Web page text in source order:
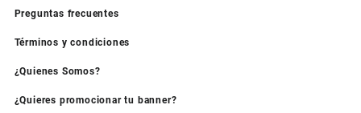
Preguntas frecuentes
Términos y condiciones
¿Quienes Somos?
¿Quieres promocionar tu banner?